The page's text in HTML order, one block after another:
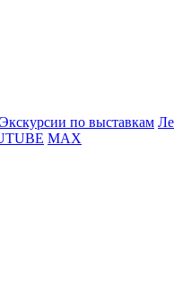
Экскурсии по выставкам
MAX